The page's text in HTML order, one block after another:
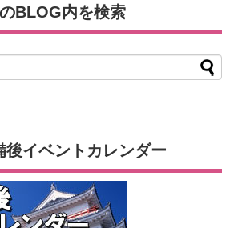
BLOG内を検索
後イベントカレンダー